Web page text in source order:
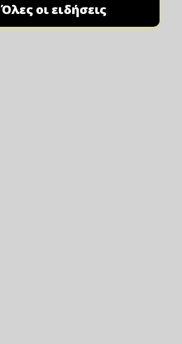
Όλες οι ειδήσεις